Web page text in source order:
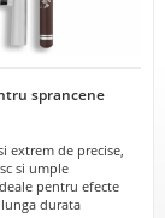
sprancene
extrem de precise,
si umple
pentru efecte
durata